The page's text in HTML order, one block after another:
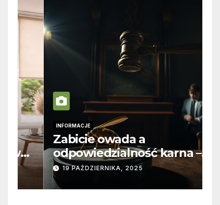
INFORMACJE
Zabicie owada a
odpowiedzialność karna –
jak wygląda to w praktyce?
19 PAŹDZIERNIKA, 2025